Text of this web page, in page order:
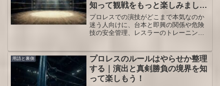
知って観戦をもっと楽しみましょ
う
プロレスでの演技がどこまで本気なのか
迷う人向けに、台本と即興の関係や危険
技の安全管理、レスラーのトレーニン
を整理します。
用語と裏側
プロレスのルールはやらせか整理
する｜演出と真剣勝負の境界を知
って楽しもう！